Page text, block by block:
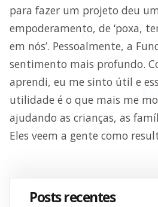
para fazer um projeto deu
empoderamento, de ‘poxa,
em nós’. Pessoalmente, a
sentimento mais profundo.
aprendi, eu me sinto útil e
utilidade é o que mais me
ajudando as crianças, as
Eles veem a gente como
Posts recentes